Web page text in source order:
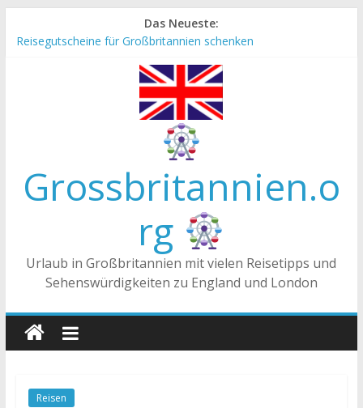
Inhalt
Das Neueste:
Reisegutscheine für Großbritannien schenken
Die Unterschiede zwischen Vereinigtes Königreich,
Großbritannien und England
Tea-Time – Was wird in Großbritannien getrunken?
Grossbritannien.o
rg
Urlaub in Großbritannien mit vielen Reisetipps und
Sehenswürdigkeiten zu England und London
Reisen